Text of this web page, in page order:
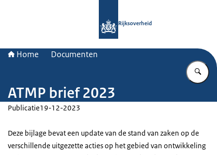
Rijksoverheid
Home Documenten
ATMP brief 2023
Publicatie19-12-2023
Deze bijlage bevat een update van de stand van zaken op de
verschillende uitgezette acties op het gebied van ontwikkeling